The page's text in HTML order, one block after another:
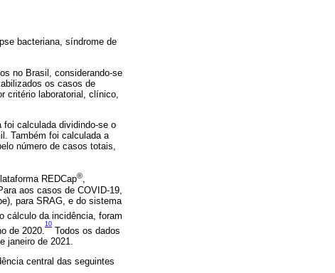
bacteriana, síndrome de
no Brasil, considerando-se
os casos de
critério laboratorial, clínico,
foi calculada dividindo-se o
Também foi calculada a
número de casos totais,
REDCap®,
aos casos de COVID-19,
para SRAG, e do sistema
cálculo da incidência, foram
de 2020.
10
Todos os dados
de 2021.
central das seguintes